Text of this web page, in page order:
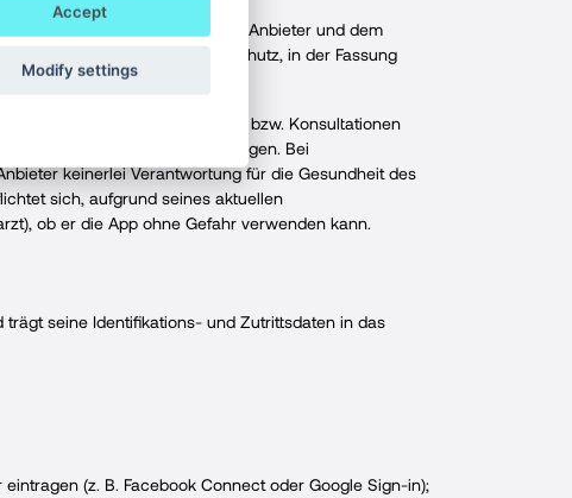
AGB noch dem zwischen dem Anbieter und dem
Slg., über den Verbraucherschutz, in der Fassung
Methoden, Informationen bzw. Konsultationen
oder andere Fachleistungen. Bei
keinerlei Verantwortung für die Gesundheit des
sich, aufgrund seines aktuellen
ob er die App ohne Gefahr verwenden kann.
seine Identifikations- und Zutrittsdaten in das
(z. B. Facebook Connect oder Google Sign-in);
Accept
Modify settings